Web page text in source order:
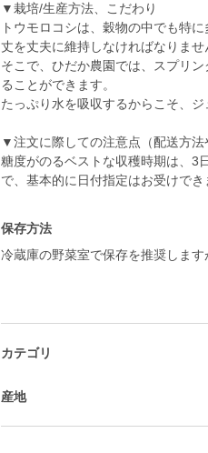
▼栽培/生産方法、こだわり
トウモロコシは、穀物の中でも特
丈を丈夫に維持しなければなりませ
そこで、ひだか農園では、スプリ
ることができます。
たっぷり水を吸収するからこそ、
▼注文に際しての注意点（配送方法
糖度がのるベストな収穫時期は、3
で、基本的に日付指定はお受けで
保存方法
冷蔵庫の野菜室で保存を推奨しま
カテゴリ
産地